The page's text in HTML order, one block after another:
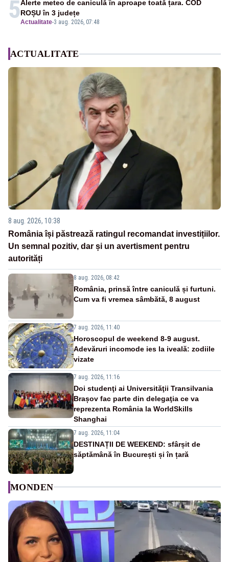
5Actualitate-3 aug. 2026, 07:48
Alerte meteo de caniculă în aproape toată țara. COD
ROȘU în 3 județe
ACTUALITATE
8 aug. 2026, 10:38
România își păstrează ratingul recomandat investițiilor.
Un semnal pozitiv, dar și un avertisment pentru
autorități
8 aug. 2026, 08:42
România, prinsă între caniculă și furtuni.
Cum va fi vremea sâmbătă, 8 august
7 aug. 2026, 11:40
Horoscopul de weekend 8-9 august.
Adevăruri incomode ies la iveală: zodiile
vizate
7 aug. 2026, 11:16
Doi studenţi ai Universităţii Transilvania
Brașov fac parte din delegaţia ce va
reprezenta România la WorldSkills
Shanghai
7 aug. 2026, 11:04
DESTINAȚII DE WEEKEND: sfârșit de
săptămână în București și în țară
MONDEN